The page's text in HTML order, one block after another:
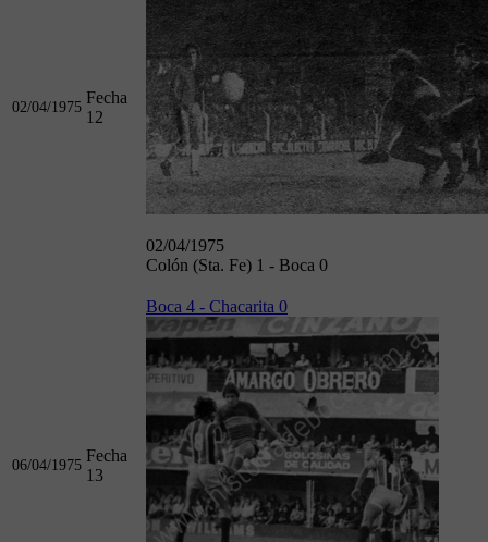
02/04/1975
Fecha
12
02/04/1975
Colón (Sta. Fe) 1 - Boca 0
06/04/1975
Fecha
13
Boca 4 - Chacarita 0